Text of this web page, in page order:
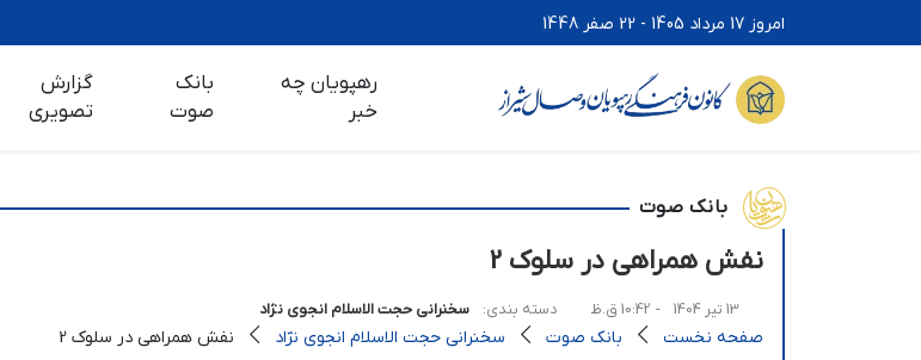
امروز 17 مرداد 1405 - 22 صفر 1448
رهپویان چه
خبر
بانک
صوت
گزارش
تصویری
بانک صوت
نفش همراهی در سلوک 2
13 تیر 1404 - 10:42 ق.ظ دسته بندی: سخنرانی حجت الاسلام انجوی نژاد
صفحه نخست بانک صوت سخنرانی حجت الاسلام انجوی نژاد نفش همراهی در سلوک 2